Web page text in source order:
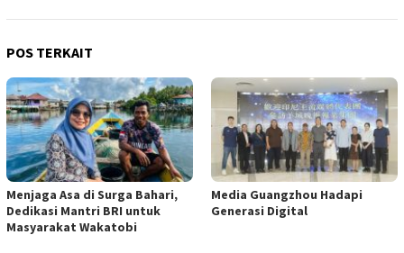
POS TERKAIT
Menjaga Asa di Surga Bahari,
Dedikasi Mantri BRI untuk
Masyarakat Wakatobi
Media Guangzhou Hadapi
Generasi Digital